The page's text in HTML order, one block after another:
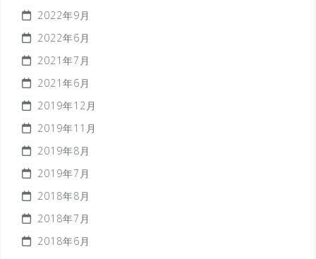
2022年9月
2022年6月
2021年7月
2021年6月
2019年12月
2019年11月
2019年8月
2019年7月
2018年8月
2018年7月
2018年6月